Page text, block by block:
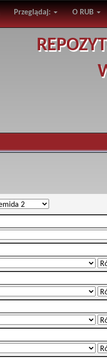
Przeglądaj: O RUB